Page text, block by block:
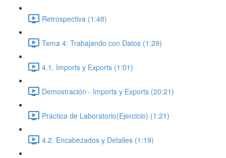
Retrospectiva (1:48)
Tema 4: Trabajando con Datos (1:29)
4.1. Imports y Exports (1:01)
Demostración - Imports y Exports (20:21)
Práctica de Laboratorio(Ejercicio) (1:21)
4.2. Encabezados y Detalles (1:19)